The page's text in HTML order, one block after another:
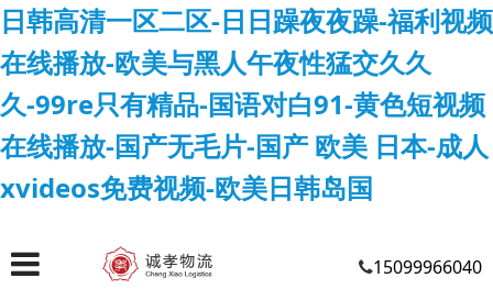
日韩高清一区二区-日日躁夜夜躁-福利视频
在线播放-欧美与黑人午夜性猛交久久
久-99re只有精品-国语对白91-黄色短视频
在线播放-国产无毛片-国产 欧美 日本-成人
xvideos免费视频-欧美日韩岛国
15099966040